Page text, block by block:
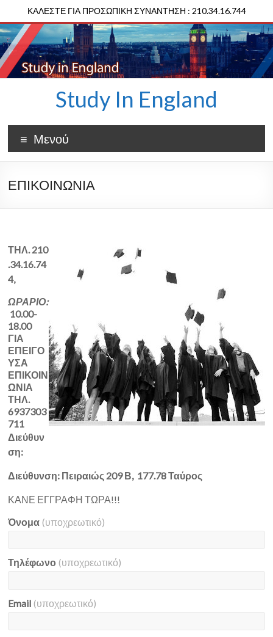
ΚΑΛΕΣΤΕ ΓΙΑ ΠΡΟΣΩΠΙΚΗ ΣΥΝΑΝΤΗΣΗ : 210.34.16.744
Study In England
Μενού
ΕΠΙΚΟΙΝΩΝΙΑ
ΤΗΛ. 210
.34.16.74
4,
ΩΡΑΡΙΟ:
10.00-
18.00
ΓΙΑ
ΕΠΕΙΓΟ
ΥΣΑ
ΕΠΙΚΟΙΝ
ΩΝΙΑ
ΤΗΛ.
6937303
711
Διεύθυν
ση:
Διεύθυνση: Πειραιώς 209 Β, 177.78 Ταύρος
ΚΑΝΕ ΕΓΓΡΑΦΗ ΤΩΡΑ!!!
Όνομα (υποχρεωτικό)
Τηλέφωνο (υποχρεωτικό)
Email (υποχρεωτικό)